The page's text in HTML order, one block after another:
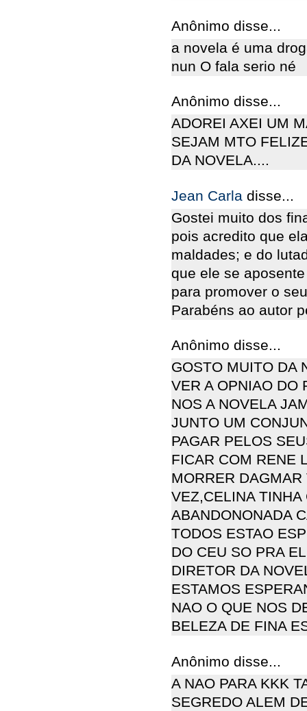
Anônimo disse...
a novela é uma
nun O fala serio né
Anônimo disse...
ADOREI AXEI UM
SEJAM MTO
DA NOVELA....
Jean Carla disse...
Gostei muito dos
pois acredito que
maldades; e do
que ele se
para promover o
Parabéns ao autor
Anônimo disse...
GOSTO MUITO DA
VER A OPNIAO DO
NOS A NOVELA
JUNTO UM
PAGAR PELOS
FICAR COM RENE
MORRER
VEZ,CELINA
ABANDONONADA
TODOS ESTAO
DO CEU SO PRA
DIRETOR DA
ESTAMOS
NAO O QUE NOS
BELEZA DE FINA
Anônimo disse...
A NAO PARA KKK
SEGREDO ALEM